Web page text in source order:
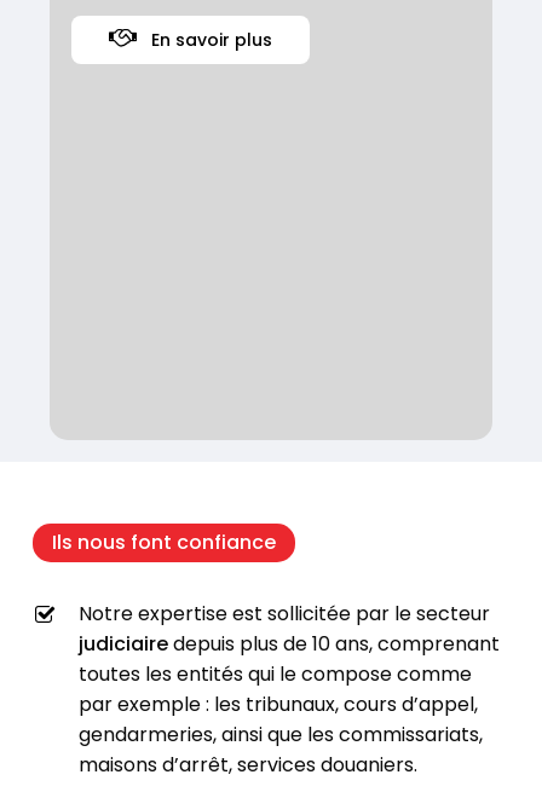
En savoir plus
Ils nous font confiance
Notre expertise est sollicitée par lesecteur
judiciairedepuis plus de 10 ans, comprenant
toutes les entités qui le compose comme
par exemple : les tribunaux, cours d’appel,
gendarmeries, ainsi que les commissariats,
maisons d’arrêt, services douaniers.